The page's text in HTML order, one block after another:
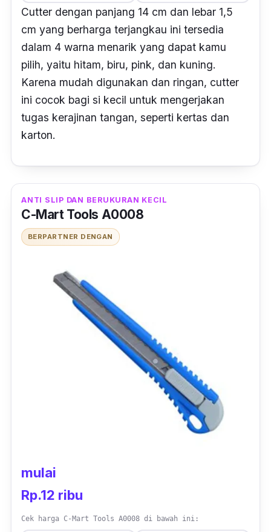
Cutter dengan panjang 14 cm dan lebar 1,5
cm yang berharga terjangkau ini tersedia
dalam 4 warna menarik yang dapat kamu
pilih, yaitu hitam, biru, pink, dan kuning.
Karena mudah digunakan dan ringan, cutter
ini cocok bagi si kecil untuk mengerjakan
tugas kerajinan tangan, seperti kertas dan
karton.
ANTI SLIP DAN BERUKURAN KECIL
C-Mart Tools A0008
BERPARTNER DENGAN
mulai
Rp.12 ribu
Cek harga C-Mart Tools A0008 di bawah ini: